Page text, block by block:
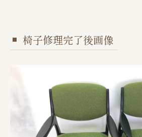
椅子修理完了後画像